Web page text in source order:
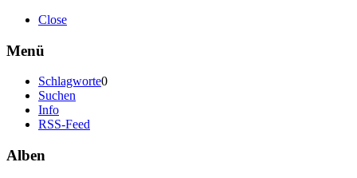
Close
Menü
Schlagworte0
Suchen
Info
RSS-Feed
Alben